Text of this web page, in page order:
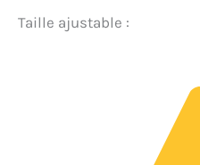
Taille ajustable :